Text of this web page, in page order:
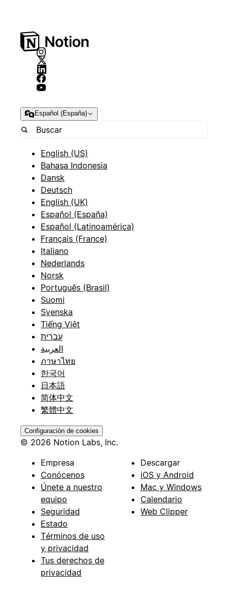
Español (España)
English (US)
Bahasa Indonesia
Dansk
Deutsch
English (UK)
Español (España)
Español (Latinoamérica)
Français (France)
Italiano
Nederlands
Norsk
Português (Brasil)
Suomi
Svenska
Tiếng Việt
עברית
العربية
ภาษาไทย
한국어
日本語
简体中文
繁體中文
Configuración de cookies
© 2026 Notion Labs, Inc.
Empresa
Conócenos
Únete a nuestro
equipo
Seguridad
Estado
Términos de uso
y privacidad
Tus derechos de
privacidad
Descargar
iOS y Android
Mac y Windows
Calendario
Web Clipper